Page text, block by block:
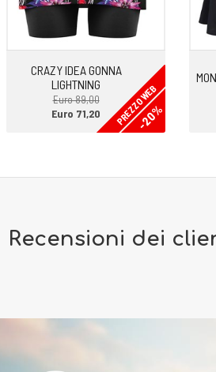
CRAZY IDEA GONNA
LIGHTNING
Euro 89,00
-20%
PREZZO WEB
Euro 71,20
Recensioni dei